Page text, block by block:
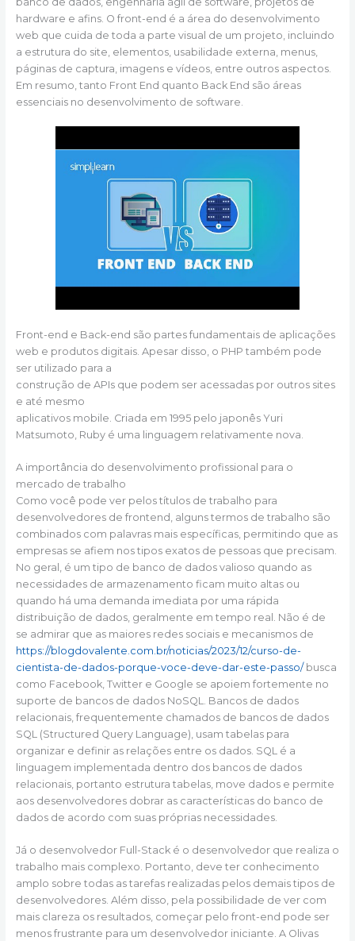
hardware e afins. O front-end é a área do desenvolvimento
web que cuida de toda a parte visual de um projeto, incluindo
a estrutura do site, elementos, usabilidade externa, menus,
páginas de captura, imagens e vídeos, entre outros aspectos.
Em resumo, tanto Front End quanto Back End são áreas
essenciais no desenvolvimento de software.
Front-end e Back-end são partes fundamentais de aplicações
web e produtos digitais. Apesar disso, o PHP também pode
ser utilizado para a
construção de APIs que podem ser acessadas por outros sites
e até mesmo
aplicativos mobile. Criada em 1995 pelo japonês Yuri
Matsumoto, Ruby é uma linguagem relativamente nova.
A importância do desenvolvimento profissional para o
mercado de trabalho
Como você pode ver pelos títulos de trabalho para
desenvolvedores de frontend, alguns termos de trabalho são
combinados com palavras mais específicas, permitindo que as
empresas se afiem nos tipos exatos de pessoas que precisam.
No geral, é um tipo de banco de dados valioso quando as
necessidades de armazenamento ficam muito altas ou
quando há uma demanda imediata por uma rápida
distribuição de dados, geralmente em tempo real. Não é de
se admirar que as maiores redes sociais e mecanismos de
https://blogdovalente.com.br/noticias/2023/12/curso-de-
cientista-de-dados-porque-voce-deve-dar-este-passo/busca
como Facebook, Twitter e Google se apoiem fortemente no
suporte de bancos de dados NoSQL. Bancos de dados
relacionais, frequentemente chamados de bancos de dados
SQL (Structured Query Language), usam tabelas para
organizar e definir as relações entre os dados. SQL é a
linguagem implementada dentro dos bancos de dados
relacionais, portanto estrutura tabelas, move dados e permite
aos desenvolvedores dobrar as características do banco de
dados de acordo com suas próprias necessidades.
Já o desenvolvedor Full-Stack é o desenvolvedor que realiza o
trabalho mais complexo. Portanto, deve ter conhecimento
amplo sobre todas as tarefas realizadas pelos demais tipos de
desenvolvedores. Além disso, pela possibilidade de ver com
mais clareza os resultados, começar pelo front-end pode ser
menos frustrante para um desenvolvedor iniciante. A Olivas